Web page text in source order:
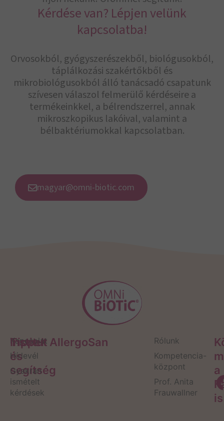
Kérdése van? Lépjen velünk
kapcsolatba!
Orvosokból, gyógyszerészekből, biológusokból,
táplálkozási szakértőkből és
mikrobiológusokból álló tanácsadó csapatunk
szívesen válaszol felmerülő kérdéseire a
termékeinkkel, a bélrendszerrel, annak
mikroszkopikus lakóival, valamint a
bélbaktériumokkal kapcsolatban.
magyar@omni-biotic.com
Tippek
és
segítség
Kapcsolat
Hírlevél
Gyakran
ismételt
kérdések
Institut AllergoSan
Rólunk
Kompetencia-
központ
Prof. Anita
Frauwallner
a